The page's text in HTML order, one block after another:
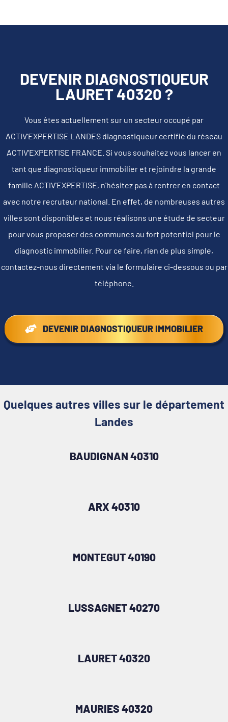
DEVENIR DIAGNOSTIQUEUR
LAURET 40320 ?
Vous êtes actuellement sur un secteur occupé par
ACTIV'EXPERTISE LANDES diagnostiqueur certifié du réseau
ACTIV'EXPERTISE FRANCE. Si vous souhaitez vous lancer en
tant que diagnostiqueur immobilier et rejoindre la grande
famille ACTIV'EXPERTISE, n'hésitez pas à rentrer en contact
avec notre recruteur national. En effet, de nombreuses autres
villes sont disponibles et nous réalisons une étude de secteur
pour vous proposer des communes au fort potentiel pour le
diagnostic immobilier. Pour ce faire, rien de plus simple,
contactez-nous directement via le formulaire ci-dessous ou par
téléphone.
DEVENIR DIAGNOSTIQUEUR IMMOBILIER
Quelques autres villes sur le département
Landes
BAUDIGNAN 40310
ARX 40310
MONTEGUT 40190
LUSSAGNET 40270
LAURET 40320
MAURIES 40320